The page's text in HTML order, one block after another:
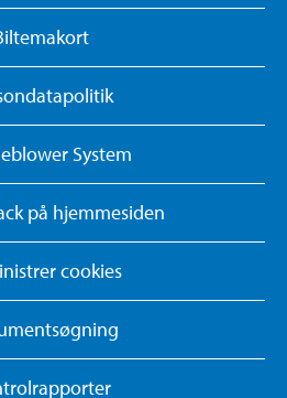
System
på hjemmesiden
cookies